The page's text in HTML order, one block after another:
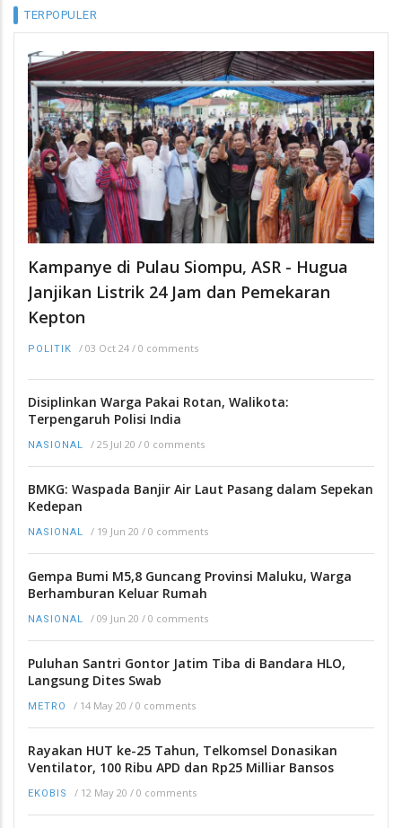
TERPOPULER
Kampanye di Pulau Siompu, ASR - Hugua
Janjikan Listrik 24 Jam dan Pemekaran
Kepton
POLITIK / 03 Oct 24 / 0 comments
Disiplinkan Warga Pakai Rotan, Walikota:
Terpengaruh Polisi India
NASIONAL / 25 Jul 20 / 0 comments
BMKG: Waspada Banjir Air Laut Pasang dalam Sepekan
Kedepan
NASIONAL / 19 Jun 20 / 0 comments
Gempa Bumi M5,8 Guncang Provinsi Maluku, Warga
Berhamburan Keluar Rumah
NASIONAL / 09 Jun 20 / 0 comments
Puluhan Santri Gontor Jatim Tiba di Bandara HLO,
Langsung Dites Swab
METRO / 14 May 20 / 0 comments
Rayakan HUT ke-25 Tahun, Telkomsel Donasikan
Ventilator, 100 Ribu APD dan Rp25 Milliar Bansos
EKOBIS / 12 May 20 / 0 comments